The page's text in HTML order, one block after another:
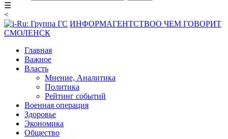
☰
<
ИНФОРМАГЕНТСТВОО ЧЕМ ГОВОРИТ
СМОЛЕНСК
Главная
Важное
Власть
Мнение, Аналитика
Политика
Рейтинг событий
Военная операция
Здоровье
Экономика
Общество